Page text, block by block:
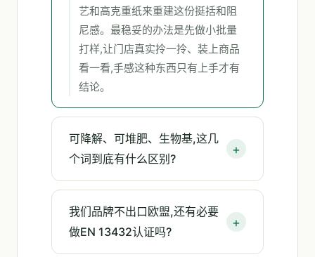
艺和高克重纸来重建这份挺括和阻
尼感。最稳妥的办法是先做小批量
打样,让门店真实拎一拎、装上商品
看一看,手感这种东西只有上手才有
结论。
可降解、可堆肥、生物基,这几
个词到底有什么区别?
我们品牌不出口欧盟,还有必要
做EN 13432认证吗?